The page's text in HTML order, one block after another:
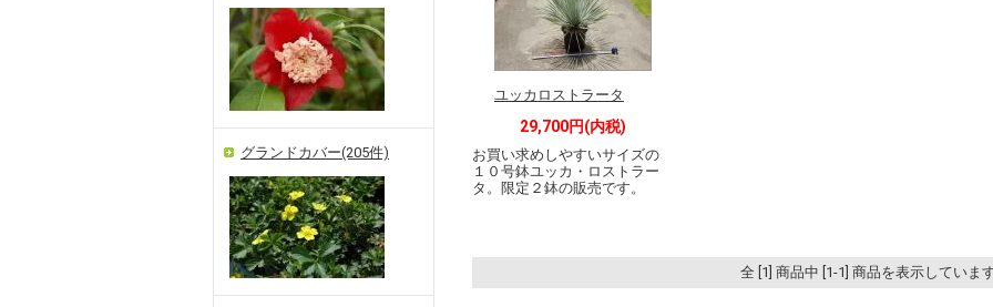
グランドカバー(205件)
ユッカロストラータ
29,700円(内税)
お買い求めしやすいサイズの
１０号鉢ユッカ・ロストラー
タ。限定２鉢の販売です。
全 [1] 商品中 [1-1] 商品を表示しています